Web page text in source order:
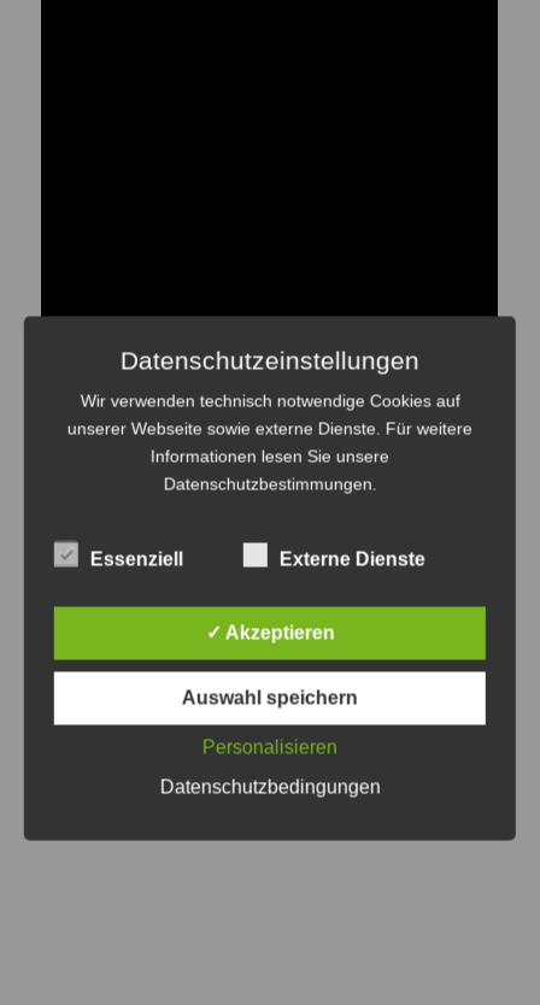
Für die Musikvideos nutze ich die iOS App
, die ich auch bei den BeatVIDEO
Workshops mit Kindern und Jugendlichen
mit offenen Ohren Geräusche in der Umgebung
MovBeats bei der
Neueröffnung: Making Of
Datenschutzeinstellungen
Wir verwenden technisch notwendige Cookies auf
unserer Webseite sowie externe Dienste. Für weitere
Informationen lesen Sie unsere
Datenschutzbestimmungen.
Essenziell Externe Dienste
✓ Akzeptieren
Auswahl speichern
Personalisieren
Datenschutzbedingungen